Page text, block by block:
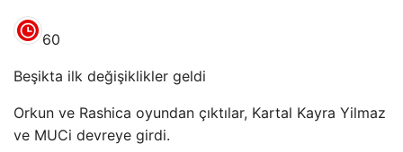
60
Beşikta ilk değişiklikler geldi
Orkun ve Rashica oyundan çıktılar, Kartal Kayra Yilmaz
ve MUCi devreye girdi.